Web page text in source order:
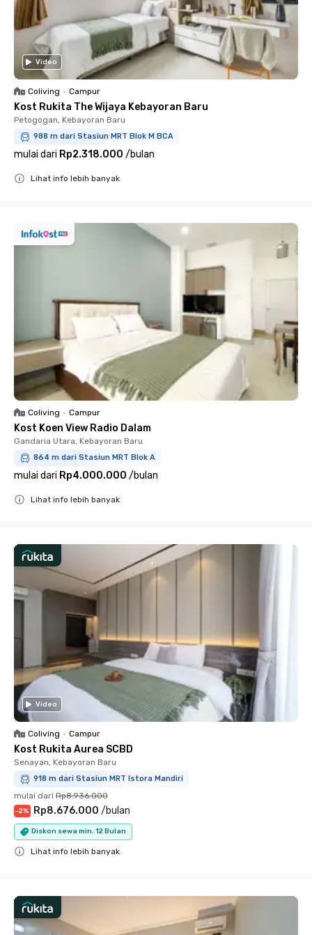
Video
Coliving • Campur
Kost Rukita The Wijaya Kebayoran Baru
Petogogan, Kebayoran Baru
988 m dari Stasiun MRT Blok M BCA
mulai dari Rp2.318.000 /bulan
Lihat info lebih banyak
Coliving • Campur
Kost Koen View Radio Dalam
Gandaria Utara, Kebayoran Baru
864 m dari Stasiun MRT Blok A
mulai dari Rp4.000.000 /bulan
Lihat info lebih banyak
Video
Coliving • Campur
Kost Rukita Aurea SCBD
Senayan, Kebayoran Baru
918 m dari Stasiun MRT Istora Mandiri
mulai dari Rp8.936.000
-2% Rp8.676.000 /bulan
Diskon sewa min. 12 Bulan
Lihat info lebih banyak